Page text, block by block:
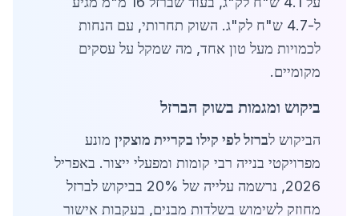
ל-4.7 ש"ח לק"ג. השוק תחרותי, עם הנחות
לכמויות מעל טון אחד, מה שמקל על עסקים
מקומיים.
ביקוש ומגמות בשוק הברזל
הביקוש לברזל לפי קילו בקריית מוצקין מונע
מפרויקטי בנייה רבי קומות ומפעלי ייצור. באפריל
2026, נרשמה עלייה של 20% בביקוש לברזל
מחוזק לשימוש בשלדות מבנים, בעקבות אישור